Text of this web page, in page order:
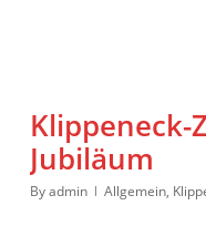
Klippeneck-
Jubiläum
Byadmin Allgemein,